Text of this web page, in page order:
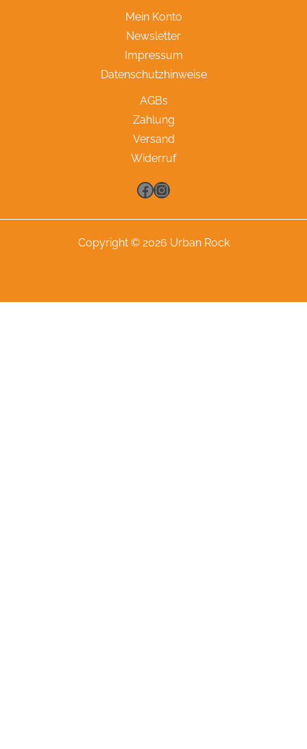
Mein Konto
Newsletter
Impressum
Datenschutzhinweise
AGBs
Zahlung
Versand
Widerruf
Copyright © 2026 Urban Rock